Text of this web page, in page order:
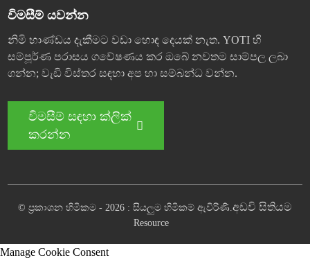
විමසීම් යවන්න
නිමි භාණ්ඩය දැකීමට වඩා හොඳ දෙයක් නැත. YOTI හි
සම්පූර්ණ පරාසය ගවේෂණය කර ඔබේ නවතම සාම්පල ලබා
ගන්න; වැඩි විස්තර සඳහා අප හා සම්බන්ධ වන්න.
විමසීම් සඳහා ක්ලික්
කරන්න
© ප්‍රකාශන හිමිකම - 2026 : සියලුම හිමිකම් ඇවිරිණි.අඩවි සිතියම
Resource
Manage Cookie Consent